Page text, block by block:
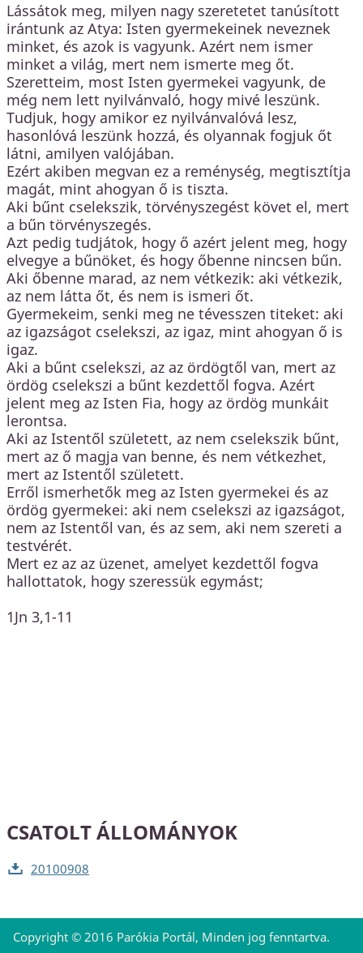
Lássátok meg, milyen nagy szeretetet tanúsított
irántunk az Atya: Isten gyermekeinek neveznek
minket, és azok is vagyunk. Azért nem ismer
minket a világ, mert nem ismerte meg őt.
Szeretteim, most Isten gyermekei vagyunk, de
még nem lett nyilvánvaló, hogy mivé leszünk.
Tudjuk, hogy amikor ez nyilvánvalóvá lesz,
hasonlóvá leszünk hozzá, és olyannak fogjuk őt
látni, amilyen valójában.
Ezért akiben megvan ez a reménység, megtisztítja
magát, mint ahogyan ő is tiszta.
Aki bűnt cselekszik, törvényszegést követ el, mert
a bűn törvényszegés.
Azt pedig tudjátok, hogy ő azért jelent meg, hogy
elvegye a bűnöket, és hogy őbenne nincsen bűn.
Aki őbenne marad, az nem vétkezik: aki vétkezik,
az nem látta őt, és nem is ismeri őt.
Gyermekeim, senki meg ne tévesszen titeket: aki
az igazságot cselekszi, az igaz, mint ahogyan ő is
igaz.
Aki a bűnt cselekszi, az az ördögtől van, mert az
ördög cselekszi a bűnt kezdettől fogva. Azért
jelent meg az Isten Fia, hogy az ördög munkáit
lerontsa.
Aki az Istentől született, az nem cselekszik bűnt,
mert az ő magja van benne, és nem vétkezhet,
mert az Istentől született.
Erről ismerhetők meg az Isten gyermekei és az
ördög gyermekei: aki nem cselekszi az igazságot,
nem az Istentől van, és az sem, aki nem szereti a
testvérét.
Mert ez az az üzenet, amelyet kezdettől fogva
hallottatok, hogy szeressük egymást;
1Jn 3,1-11
CSATOLT ÁLLOMÁNYOK
20100908
Copyright © 2016 Parókia Portál, Minden jog fenntartva.